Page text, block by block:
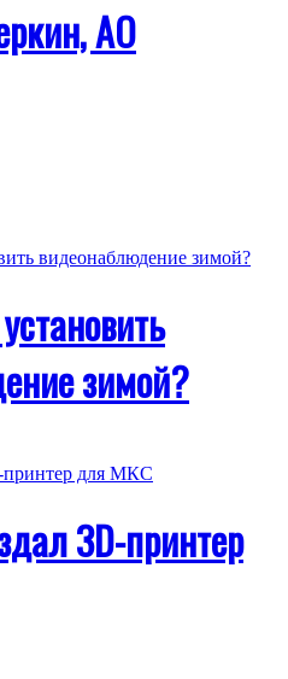
АО
зимой?
3D-принтер